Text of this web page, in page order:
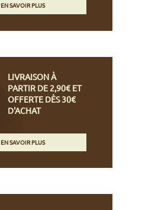
EN SAVOIR PLUS
LIVRAISON À
PARTIR DE 2,90€ ET
OFFERTE DÈS 30€
D'ACHAT
EN SAVOIR PLUS